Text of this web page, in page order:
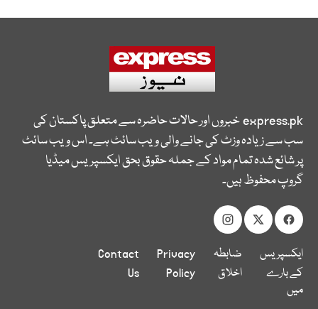
express.pkخبروں اور حالات حاضرہ سے متعلق پاکستان کی
سب سے زیادہ وزٹ کی جانے والی ویب سائٹ ہے۔ اس ویب سائٹ
پر شائع شدہ تمام مواد کے جملہ حقوق بحق ایکسپریس میڈیا
گروپ محفوظ ہیں۔
ایکسپریس
کے بارے
میں
ضابطہ
اخلاق
Privacy
Policy
Contact
Us